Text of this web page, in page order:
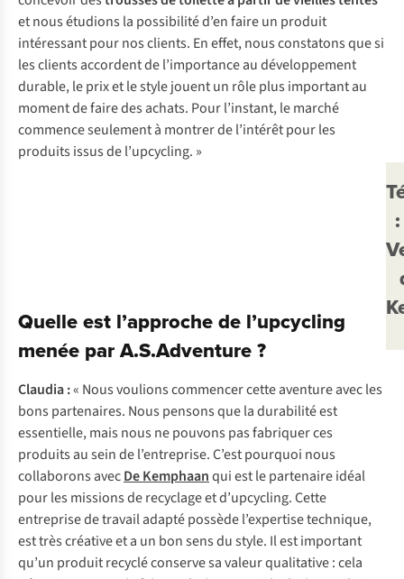
et nous étudions la possibilité d’en faire un produit
intéressant pour nos clients. En effet, nous constatons que si
les clients accordent de l’importance au développement
durable, le prix et le style jouent un rôle plus important au
moment de faire des achats. Pour l’instant, le marché
commence seulement à montrer de l’intérêt pour les
produits issus de l’upcycling. »
Quelle est l’approche de l’upcycling
menée par A.S.Adventure ?
Claudia :« Nous voulions commencer cette aventure avec les
bons partenaires. Nous pensons que la durabilité est
essentielle, mais nous ne pouvons pas fabriquer ces
produits au sein de l’entreprise. C’est pourquoi nous
collaborons avecDe Kemphaanqui est le partenaire idéal
pour les missions de recyclage et d’upcycling. Cette
entreprise de travail adapté possède l’expertise technique,
est très créative et a un bon sens du style. Il est important
qu’un produit recyclé conserve sa valeur qualitative : cela